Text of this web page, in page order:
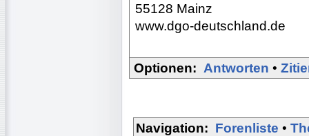
55128 Mainz
www.dgo-deutschland.de
Optionen: Antworten •
Navigation: Forenliste •